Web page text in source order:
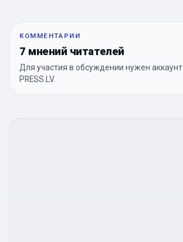
КОММЕНТАРИИ
7 мнений читателей
Для участия в обсуждении нужен аккаунт
PRESS.LV.